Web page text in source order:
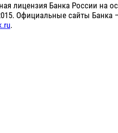
лицензия Банка России на
Официальные сайты Банка
.